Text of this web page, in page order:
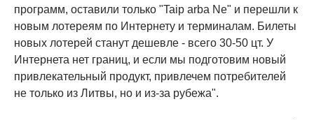
программ, оставили только "Taip arba Ne" и перешли к
новым лотереям по Интернету и терминалам. Билеты
новых лотерей станут дешевле - всего 30-50 цт. У
Интернета нет границ, и если мы подготовим новый
привлекательный продукт, привлечем потребителей
не только из Литвы, но и из-за рубежа".